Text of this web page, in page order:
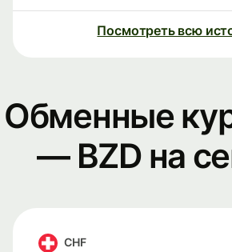
Посмотреть всю
Обменные
— BZD на
CHF